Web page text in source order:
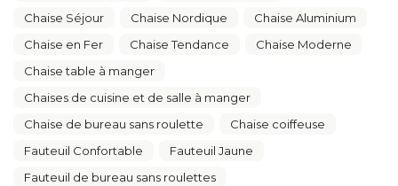
Chaise Séjour
Chaise Nordique
Chaise Aluminium
Chaise en Fer
Chaise Tendance
Chaise Moderne
Chaise table à manger
Chaises de cuisine et de salle à manger
Chaise de bureau sans roulette
Chaise coiffeuse
Fauteuil Confortable
Fauteuil Jaune
Fauteuil de bureau sans roulettes